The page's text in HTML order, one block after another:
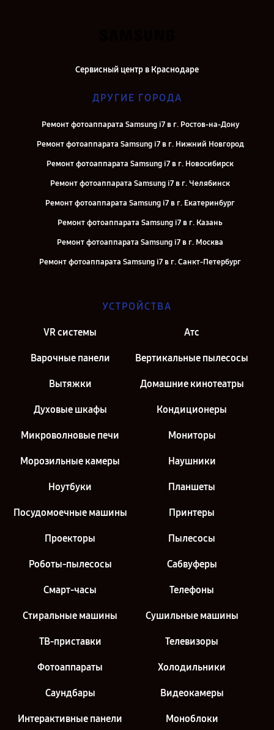
Сервисный центр в Краснодаре
ДРУГИЕ ГОРОДА
Ремонт фотоаппарата Samsung i7 в г. Ростов-на-Дону
Ремонт фотоаппарата Samsung i7 в г. Нижний Новгород
Ремонт фотоаппарата Samsung i7 в г. Новосибирск
Ремонт фотоаппарата Samsung i7 в г. Челябинск
Ремонт фотоаппарата Samsung i7 в г. Екатеринбург
Ремонт фотоаппарата Samsung i7 в г. Казань
Ремонт фотоаппарата Samsung i7 в г. Москва
Ремонт фотоаппарата Samsung i7 в г. Санкт-Петербург
УСТРОЙСТВА
VR системы Атс
Варочные панели Вертикальные пылесосы
Вытяжки Домашние кинотеатры
Духовые шкафы Кондиционеры
Микроволновые печи Мониторы
Морозильные камеры Наушники
Ноутбуки Планшеты
Посудомоечные машины Принтеры
Проекторы Пылесосы
Роботы-пылесосы Сабвуферы
Смарт-часы Телефоны
Стиральные машины Сушильные машины
ТВ-приставки Телевизоры
Фотоаппараты Холодильники
Саундбары Видеокамеры
Интерактивные панели Моноблоки